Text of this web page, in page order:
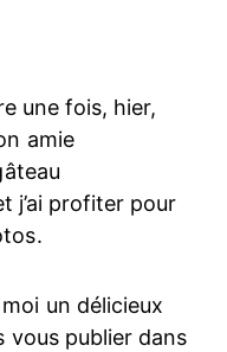
une fois, hier,
amie
j’ai profiter pour
un délicieux
vous publier dans